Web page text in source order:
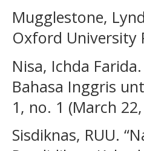
Mugglestone,
Oxford University
Nisa, Ichda
Bahasa Inggris
1, no. 1 (March
Sisdiknas, RUU.